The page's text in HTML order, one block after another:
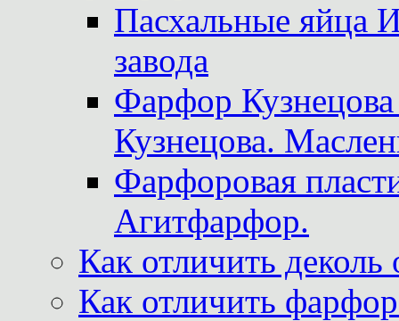
Пасхальные яйца
завода
Фарфор
Кузнецова.
Фарфоровая
Агитфарфор.
Как отличить
Как отличить